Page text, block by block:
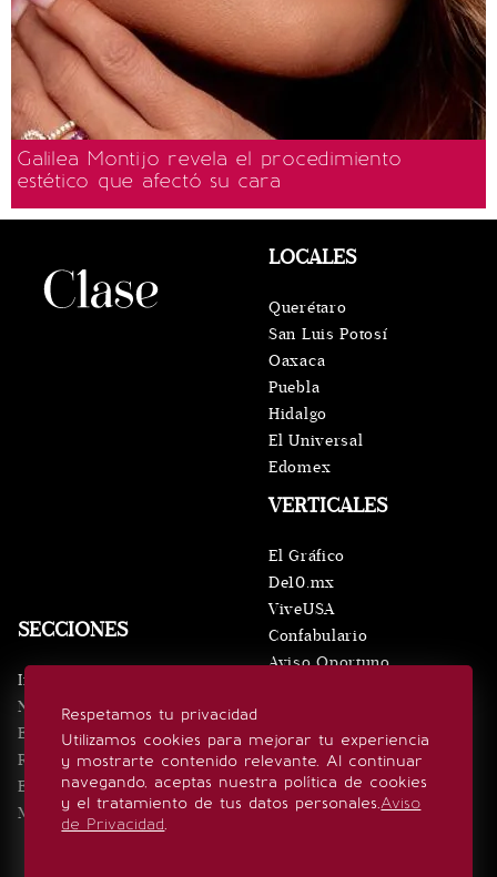
Galilea Montijo revela el procedimiento
estético que afectó su cara
Respetamos tu privacidad
Utilizamos cookies para mejorar tu experiencia
y mostrarte contenido relevante. Al continuar
navegando, aceptas nuestra política de cookies
y el tratamiento de tus datos personales.Aviso
de Privacidad.
SECCIONES
Inicio
Noticias
Eventos
Realeza
Estilo de vida
Minuto x Minuto
VERTICALES
El Gráfico
De10.mx
ViveUSA
Confabulario
Aviso Oportuno
LOCALES
Querétaro
San Luis Potosí
Oaxaca
Puebla
Hidalgo
El Universal
Edomex
SÍGUENOS